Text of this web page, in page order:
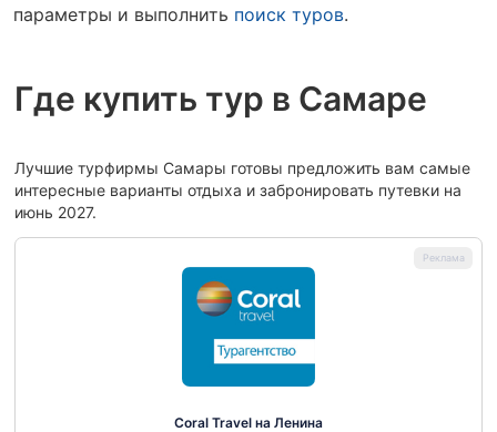
параметры и выполнить поиск туров.
Где купить тур в Самаре
Лучшие турфирмы Самары готовы предложить вам самые
интересные варианты отдыха и забронировать путевки на
июнь 2027.
Coral Travel на Ленина